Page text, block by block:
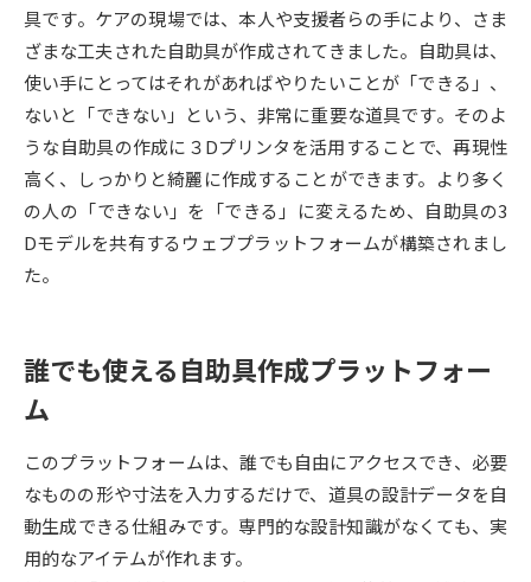
大学で学べる内容や特徴を調べる
新増設大学・学部・学科特集
国際・グローバルに強い大学特
集
データサイエンス特集 奨学金・特待生制度特集
デジタルパンフレット 進路の３択
SELFBRAND特集ページ
オープンキャンパス検索 実施プログラムから探す
来場型・Web型イベント特集
具です。ケアの現場では、本人や支援者らの手により、さま
ざまな工夫された自助具が作成されてきました。自助具は、
使い手にとってはそれがあればやりたいことが「できる」、
ないと「できない」という、非常に重要な道具です。そのよ
うな自助具の作成に３Dプリンタを活用することで、再現性
高く、しっかりと綺麗に作成することができます。より多く
の人の「できない」を「できる」に変えるため、自助具の3
Dモデルを共有するウェブプラットフォームが構築されまし
た。
誰でも使える自助具作成プラットフォー
ム
このプラットフォームは、誰でも自由にアクセスでき、必要
なものの形や寸法を入力するだけで、道具の設計データを自
動生成できる仕組みです。専門的な設計知識がなくても、実
用的なアイテムが作れます。